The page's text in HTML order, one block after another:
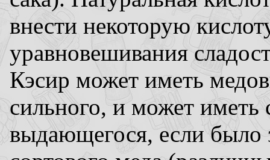
внести некоторую
уравновешивания
Кэсир может иметь
сильного, и может иметь
выдающегося, если было